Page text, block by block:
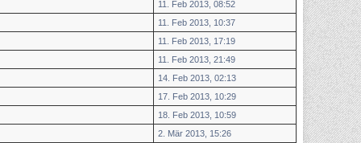
11. Feb 2013, 08:52
11. Feb 2013, 10:37
11. Feb 2013, 17:19
11. Feb 2013, 21:49
14. Feb 2013, 02:13
17. Feb 2013, 10:29
18. Feb 2013, 10:59
2. Mär 2013, 15:26